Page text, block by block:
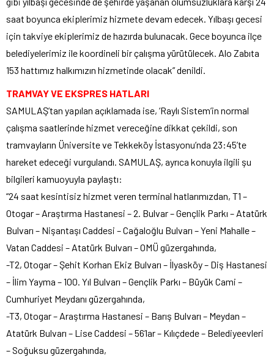
saat boyunca ekiplerimiz hizmete devam edecek. Yılbaşı gecesi
için takviye ekiplerimiz de hazırda bulunacak. Gece boyunca ilçe
belediyelerimiz ile koordineli bir çalışma yürütülecek. Alo Zabıta
153 hattımız halkımızın hizmetinde olacak” denildi.
TRAMVAY VE EKSPRES HATLARI
SAMULAŞ’tan yapılan açıklamada ise, ‘Raylı Sistem’in normal
çalışma saatlerinde hizmet vereceğine dikkat çekildi, son
tramvayların Üniversite ve Tekkeköy İstasyonu’nda 23:45’te
hareket edeceği vurgulandı. SAMULAŞ, ayrıca konuyla ilgili şu
bilgileri kamuoyuyla paylaştı:
“24 saat kesintisiz hizmet veren terminal hatlarımızdan, T1 –
Otogar – Araştırma Hastanesi – 2. Bulvar – Gençlik Parkı – Atatürk
Bulvarı – Nişantaşı Caddesi – Cağaloğlu Bulvarı – Yeni Mahalle –
Vatan Caddesi – Atatürk Bulvarı – OMÜ güzergahında,
-T2, Otogar – Şehit Korhan Ekiz Bulvarı – İlyasköy – Diş Hastanesi
– İlim Yayma – 100. Yıl Bulvarı – Gençlik Parkı – Büyük Cami –
Cumhuriyet Meydanı güzergahında,
-T3, Otogar – Araştırma Hastanesi – Barış Bulvarı – Meydan –
Atatürk Bulvarı – Lise Caddesi – 56’lar – Kılıçdede – Belediyeevleri
– Soğuksu güzergahında,